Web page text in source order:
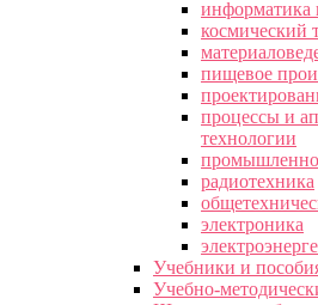
информатика
космический
пищевое
процессы и
технологии
радиотехника
электроника
Учебники и
Учебно-